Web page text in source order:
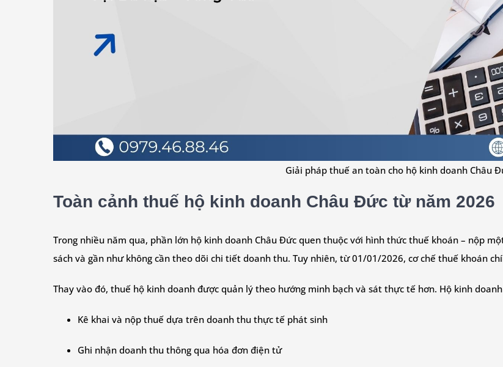
Giải pháp thuế an toàn cho hộ kinh doanh Châu
Toàn cảnh thuế hộ kinh doanh Châu Đức từ năm 2026
Trong nhiều năm qua, phần lớn hộ kinh doanh Châu Đức quen thuộc với hình thức thuế khoán – nộp
sách và gần như không cần theo dõi chi tiết doanh thu. Tuy nhiên, từ 01/01/2026, cơ chế thuế khoán
Thay vào đó, thuế hộ kinh doanh được quản lý theo hướng minh bạch và sát thực tế hơn. Hộ kinh
Kê khai và nộp thuế dựa trên doanh thu thực tế phát sinh
Ghi nhận doanh thu thông qua hóa đơn điện tử